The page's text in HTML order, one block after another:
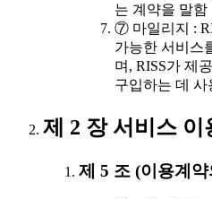
는 계약을 말함
⑦ 마일리지 :
가능한 서비스
며, RISS가 제
구입하는 데
제 2 장 서비스 이
제 5 조 (이용계